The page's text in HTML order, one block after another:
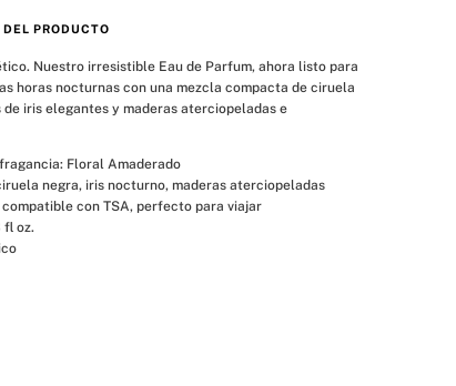
PRODUCTO
Nuestro irresistible Eau de Parfum, ahora listo para
horas nocturnas con una mezcla compacta de ciruela
de iris elegantes y maderas aterciopeladas e
Floral Amaderado
negra, iris nocturno, maderas aterciopeladas
compatible con TSA, perfecto para viajar
fl oz.